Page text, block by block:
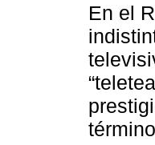
En el